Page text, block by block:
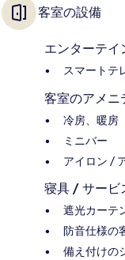
客室の設備
エンターテイ
スマートテ
客室のアメニ
冷房、暖房
ミニバー
アイロン /
寝具 / サービ
遮光カーテ
防音仕様の
備え付けの